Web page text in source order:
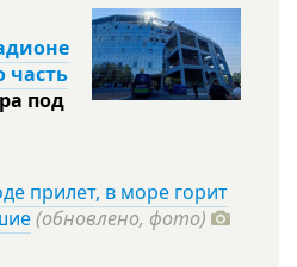
часть
под
прилет, в море горит
(обновлено, фото)